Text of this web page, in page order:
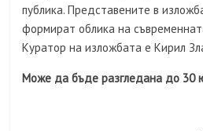
публика. Представените в
формират облика на
Куратор на изложбата e Кирил
Може да бъде разгледана до 30